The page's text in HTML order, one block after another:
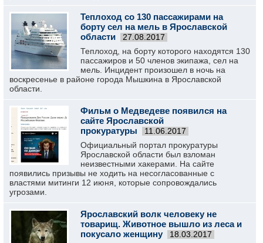
Теплоход со 130 пассажирами на
борту сел на мель в Ярославской
области
27.08.2017
Теплоход, на борту которого находятся 130
пассажиров и 50 членов экипажа, сел на
мель. Инцидент произошел в ночь на
воскресенье в районе города Мышкина в Ярославской
области.
Фильм о Медведеве появился на
сайте Ярославской
прокуратуры
11.06.2017
Официальный портал прокуратуры
Ярославской области был взломан
неизвестными хакерами. На сайте
появились призывы не ходить на несогласованные с
властями митинги 12 июня, которые сопровождались
угрозами.
Ярославский волк человеку не
товарищ. Животное вышло из леса и
покусало женщину
18.03.2017